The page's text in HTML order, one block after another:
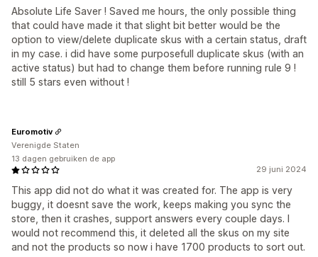
Absolute Life Saver ! Saved me hours, the only possible thing
that could have made it that slight bit better would be the
option to view/delete duplicate skus with a certain status, draft
in my case. i did have some purposefull duplicate skus (with an
active status) but had to change them before running rule 9 !
still 5 stars even without !
29 juni 2024
This app did not do what it was created for. The app is very
buggy, it doesnt save the work, keeps making you sync the
store, then it crashes, support answers every couple days. I
would not recommend this, it deleted all the skus on my site
and not the products so now i have 1700 products to sort out.
Euromotiv
Verenigde Staten
13 dagen gebruiken de app